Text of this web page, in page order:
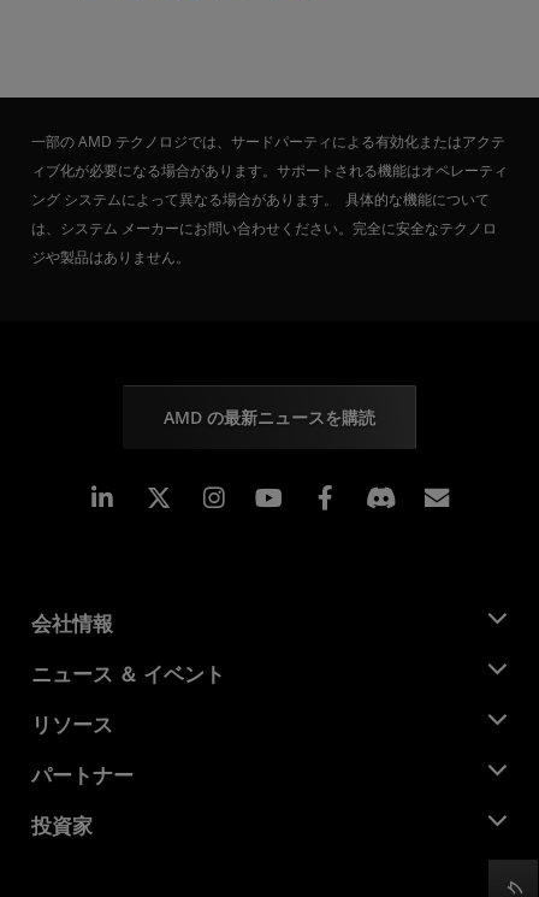
一部の AMD テクノロジでは、サードパーティによる有効化またはアクテ
ィブ化が必要になる場合があります。サポートされる機能はオペレーティ
ング システムによって異なる場合があります。 具体的な機能について
は、システム メーカーにお問い合わせください。完全に安全なテクノロ
ジや製品はありません。
AMD の最新ニュースを購読
Linkedin Instagram Facebook
会社情報
AMD について
企業責任
キャリア
お問い合わせ
ニュース ＆ イベント
ニュースルーム
メディア ライブラリ
リソース
デベロッパー セントラル
ケース スタディ
パートナー
AMD パートナー ハブ
投資家